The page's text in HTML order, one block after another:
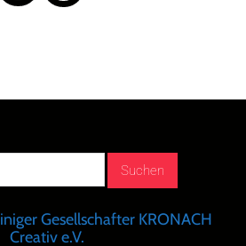
Gesellschafter KRONACH
Creativ e.V.